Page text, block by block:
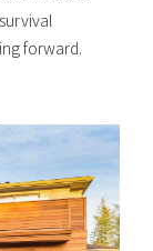
forward.